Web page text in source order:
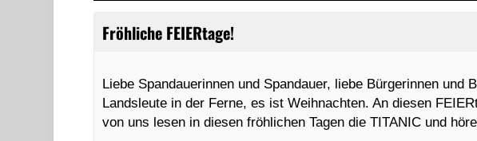
Fröhliche FEIERtage!
Liebe Spandauerinnen und Spandauer, liebe Bürgerinnen und
Landsleute in der Ferne, es ist Weihnachten. An diesen
von uns lesen in diesen fröhlichen Tagen die TITANIC und